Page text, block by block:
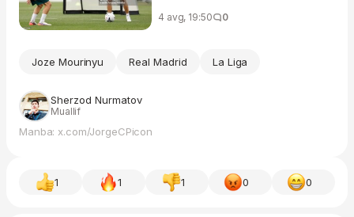
4 avg, 19:50 0
Joze Mourinyu Real Madrid La Liga
Sherzod Nurmatov
Muallif
Manba: x.com/JorgeCPicon
1 1 1 0 0